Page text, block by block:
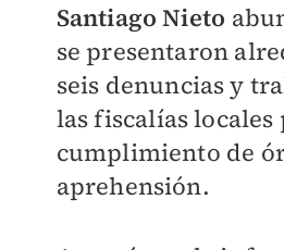
Santiago Nieto
se presentaron
seis denuncias y
las fiscalías locales
cumplimiento de
aprehensión.